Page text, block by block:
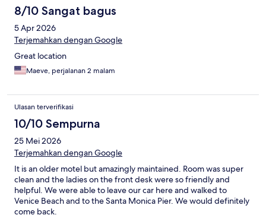
8/10 Sangat bagus
5 Apr 2026
Terjemahkan dengan Google
Great location
Maeve, perjalanan 2 malam
Ulasan terverifikasi
10/10 Sempurna
25 Mei 2026
Terjemahkan dengan Google
It is an older motel but amazingly maintained. Room was super
clean and the ladies on the front desk were so friendly and
helpful. We were able to leave our car here and walked to
Venice Beach and to the Santa Monica Pier. We would definitely
come back.